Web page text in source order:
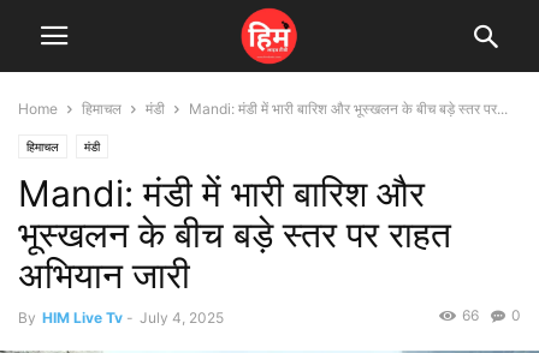
Home हिमाचल मंडी Mandi: मंडी में भारी बारिश और भूस्खलन के बीच बड़े स्तर पर...
हिमाचल मंडी
Mandi: मंडी में भारी बारिश और
भूस्खलन के बीच बड़े स्तर पर राहत
अभियान जारी
By HIM Live Tv - July 4, 2025 0
66